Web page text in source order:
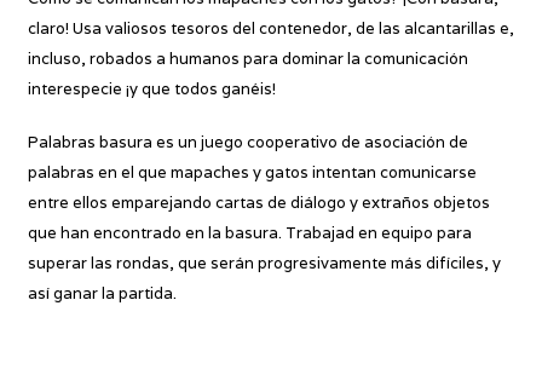
claro! Usa valiosos tesoros del contenedor, de las alcantarillas e,
incluso, robados a humanos para dominar la comunicación
interespecie ¡y que todos ganéis!
Palabras basura es un juego cooperativo de asociación de
palabras en el que mapaches y gatos intentan comunicarse
entre ellos emparejando cartas de diálogo y extraños objetos
que han encontrado en la basura. Trabajad en equipo para
superar las rondas, que serán progresivamente más difíciles, y
así ganar la partida.